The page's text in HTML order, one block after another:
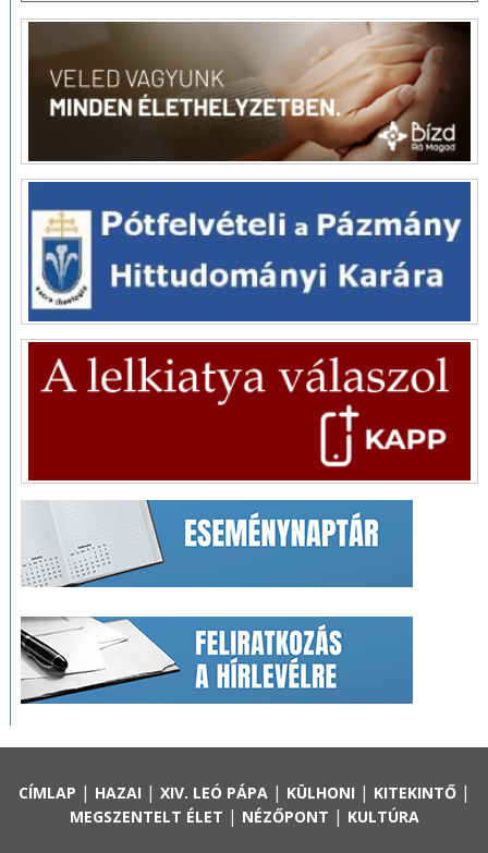
CÍMLAP | HAZAI | XIV. LEÓ PÁPA| KÜLHONI | KITEKINTŐ|
MEGSZENTELT ÉLET | NÉZŐPONT | KULTÚRA